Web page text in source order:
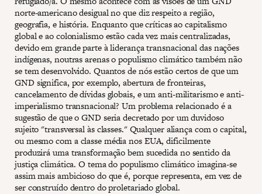
norte-americano desigual no que diz respeito a região,
geografia, e história. Enquanto que críticas ao capitalismo
global e ao colonialismo estão cada vez mais centralizadas,
devido em grande parte à liderança transnacional das nações
indígenas, noutras arenas o populismo climático também não
se tem desenvolvido. Quantos de nós estão certos de que um
GND significa, por exemplo, abertura de fronteiras,
cancelamento de dívidas globais, e um anti-militarismo e anti-
imperialismo transnacional? Um problema relacionado é a
sugestão de que o GND seria decretado por um duvidoso
sujeito "transversal às classes." Qualquer aliança com o capital,
ou mesmo com a classe média nos EUA, dificilmente
produzirá uma transformação bem sucedida no sentido da
justiça climática. O tema do populismo climático imagina-se
assim mais ambicioso do que é, porque representa, em vez de
ser construído dentro do proletariado global.